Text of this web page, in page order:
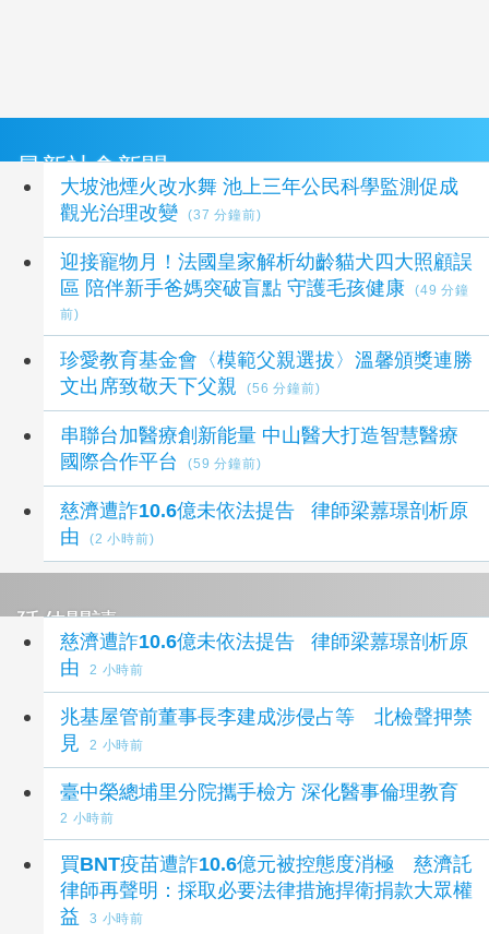
最新社會新聞
大坡池煙火改水舞 池上三年公民科學監測促成
觀光治理改變
(37 分鐘前)
迎接寵物月！法國皇家解析幼齡貓犬四大照顧誤
區 陪伴新手爸媽突破盲點 守護毛孩健康
(49 分鐘
前)
珍愛教育基金會〈模範父親選拔〉溫馨頒獎連勝
文出席致敬天下父親
(56 分鐘前)
串聯台加醫療創新能量 中山醫大打造智慧醫療
國際合作平台
(59 分鐘前)
慈濟遭詐10.6億未依法提告 律師梁䕒璟剖析原
由
(2 小時前)
延伸閱讀
慈濟遭詐10.6億未依法提告 律師梁䕒璟剖析原
由
2 小時前
兆基屋管前董事長李建成涉侵占等 北檢聲押禁
見
2 小時前
臺中榮總埔里分院攜手檢方 深化醫事倫理教育
2 小時前
買BNT疫苗遭詐10.6億元被控態度消極 慈濟託
律師再聲明：採取必要法律措施捍衛捐款大眾權
益
3 小時前